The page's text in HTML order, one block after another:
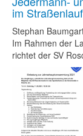
im
Stephan
Im Rahmen der
richtet der SV